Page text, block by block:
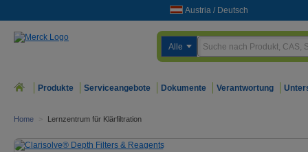
Austria / Deutsch
Alle
Produkte Serviceangebote Dokumente Verantwortung
Home > Lernzentrum für Klärfiltration